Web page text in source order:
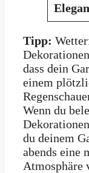
Tipp:
dass dein
einem
Wenn du
du deinem
abends eine
Atmosphäre